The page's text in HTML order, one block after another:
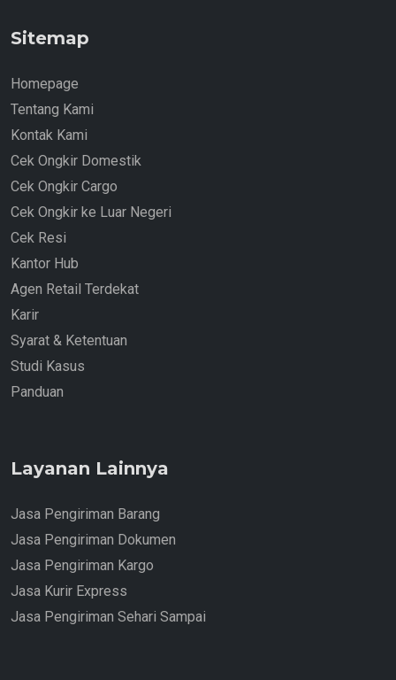
Sitemap
Homepage
Tentang Kami
Kontak Kami
Cek Ongkir Domestik
Cek Ongkir Cargo
Cek Ongkir ke Luar Negeri
Cek Resi
Kantor Hub
Agen Retail Terdekat
Karir
Syarat & Ketentuan
Studi Kasus
Panduan
Layanan Lainnya
Jasa Pengiriman Barang
Jasa Pengiriman Dokumen
Jasa Pengiriman Kargo
Jasa Kurir Express
Jasa Pengiriman Sehari Sampai